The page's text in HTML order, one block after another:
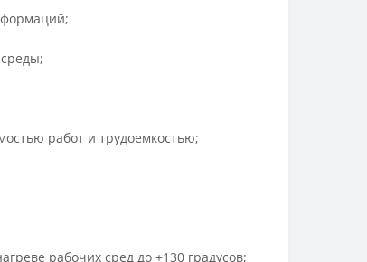
работ и трудоемкостью;
рабочих сред до +130 градусов;